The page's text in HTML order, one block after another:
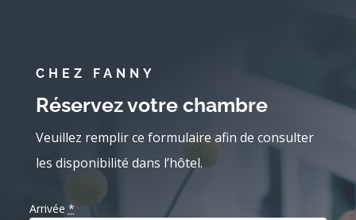
CHEZ FANNY
Réservez votre chambre
Veuillez remplir ce formulaire afin de consulter
les disponibilité dans l’hôtel.
Arrivée *